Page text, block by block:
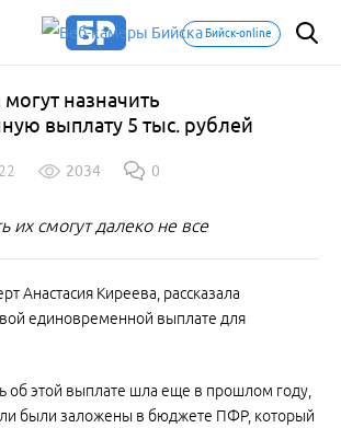
Бийск-online
назначить
выплату 5 тыс. рублей
2034 0
их смогут далеко не все
Анастасия Киреева, рассказала
единовременной выплате для
об этой выплате шла еще в прошлом году,
были заложены в бюджете ПФР, который